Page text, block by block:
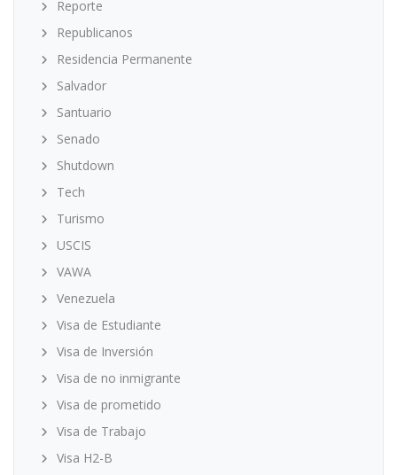
Reporte
Republicanos
Residencia Permanente
Salvador
Santuario
Senado
Shutdown
Tech
Turismo
USCIS
VAWA
Venezuela
Visa de Estudiante
Visa de Inversión
Visa de no inmigrante
Visa de prometido
Visa de Trabajo
Visa H2-B